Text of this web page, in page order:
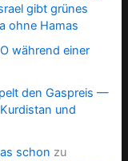
gibt grünes
ohne Hamas
während einer
den Gaspreis —
und
schon zu